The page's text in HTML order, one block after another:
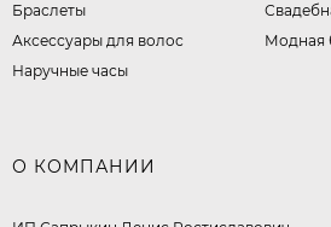
Браслеты
Аксессуары для волос
Наручные часы
Модная
О КОМПАНИИ